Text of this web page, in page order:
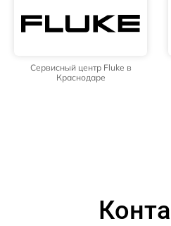
Сервисный центр Fluke в
Краснодаре